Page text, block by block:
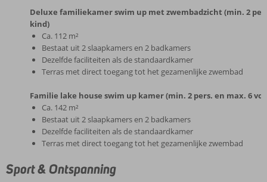
Deluxe familiekamer swim up met zwembadzicht (min. 2
kind)
Ca. 112 m²
Bestaat uit 2 slaapkamers en 2 badkamers
Dezelfde faciliteiten als de standaardkamer
Terras met direct toegang tot het gezamenlijke zwembad
Familie lake house swim up kamer (min. 2 pers. en max. 6
Ca. 142 m²
Bestaat uit 2 slaapkamers en 2 badkamers
Dezelfde faciliteiten als de standaardkamer
Terras met direct toegang tot het gezamenlijke zwembad
Sport & Ontspanning